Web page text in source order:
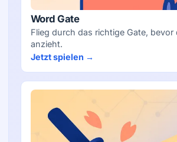
Word Gate
Flieg durch das richtige Gate, bevor
anzieht.
Jetzt spielen →